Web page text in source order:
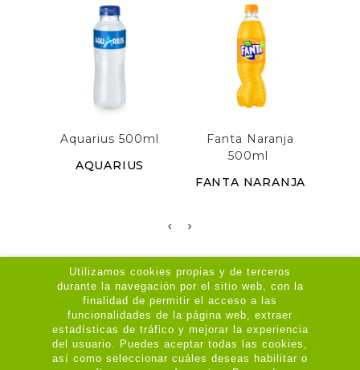
Aquarius 500ml
AQUARIUS
Fanta Naranja
500ml
FANTA NARANJA
Su Cuenta
Legal

Utilizamos cookies propias y de terceros
durante la navegación por el sitio web, con la
finalidad de permitir el acceso a las
funcionalidades de la página web, extraer
estadísticas de tráfico y mejorar la experiencia
del usuario. Puedes aceptar todas las cookies,
así como seleccionar cuáles deseas habilitar o